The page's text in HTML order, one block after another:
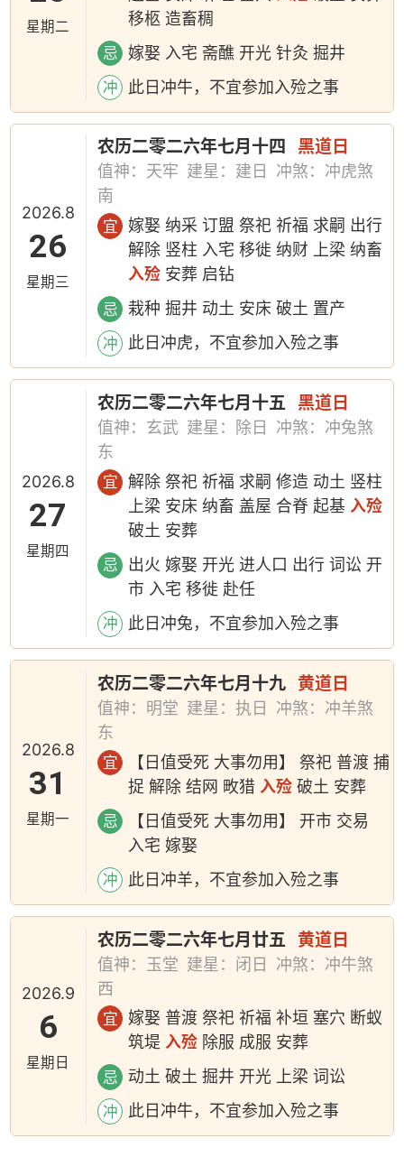
星期二
移柩 造畜稠
忌 嫁娶 入宅 斋醮 开光 针灸 掘井
冲 此日冲牛，不宜参加入殓之事
2026.8
26
星期三
农历二零二六年七月十四 黑道日
值神：天牢 建星：建日
冲煞：冲虎煞
南
宜
嫁娶 纳采 订盟 祭祀 祈福 求嗣 出行
解除 竖柱 入宅 移徙 纳财 上梁 纳畜
入殓 安葬 启钻
忌 栽种 掘井 动土 安床 破土 置产
冲 此日冲虎，不宜参加入殓之事
2026.8
27
星期四
农历二零二六年七月十五 黑道日
值神：玄武 建星：除日
冲煞：冲兔煞
东
宜
解除 祭祀 祈福 求嗣 修造 动土 竖柱
上梁 安床 纳畜 盖屋 合脊 起基 入殓
破土 安葬
忌
出火 嫁娶 开光 进人口 出行 词讼 开
市 入宅 移徙 赴任
冲 此日冲兔，不宜参加入殓之事
2026.8
31
星期一
农历二零二六年七月十九 黄道日
值神：明堂 建星：执日
冲煞：冲羊煞
东
宜
【日值受死 大事勿用】 祭祀 普渡 捕
捉 解除 结网 畋猎 入殓 破土 安葬
忌
【日值受死 大事勿用】 开市 交易
入宅 嫁娶
冲 此日冲羊，不宜参加入殓之事
2026.9
6
星期日
农历二零二六年七月廿五 黄道日
值神：玉堂 建星：闭日
冲煞：冲牛煞
西
宜
嫁娶 普渡 祭祀 祈福 补垣 塞穴 断蚁
筑堤入殓 除服 成服 安葬
忌 动土 破土 掘井 开光 上梁 词讼
冲 此日冲牛，不宜参加入殓之事